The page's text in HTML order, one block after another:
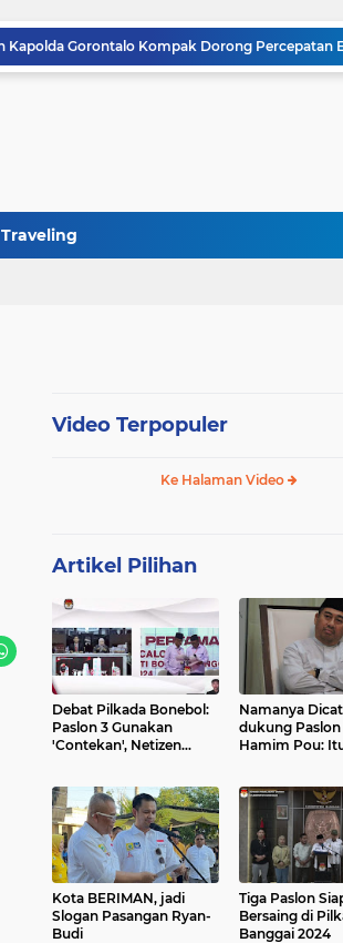
Traveling
Video Terpopuler
Ke Halaman Video
Artikel Pilihan
Debat Pilkada Bonebol:
Paslon 3 Gunakan
'Contekan', Netizen
Namanya
dukung Paslon
Hamim Pou:
Kota BERIMAN, jadi
Slogan Pasangan Ryan-
Budi
Tiga Paslon
Bersaing di
Banggai 2024